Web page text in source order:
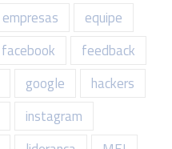
empresas
equipe
facebook
feedback
google
hackers
instagram